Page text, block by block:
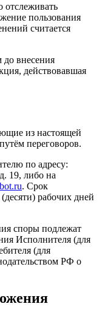
отслеживать
пользования
считается
внесения
действовавшая
из настоящей
переговоров.
по адресу:
19, либо на
. Срок
рабочих дней
споры подлежат
Исполнителя (для
(для
РФ о